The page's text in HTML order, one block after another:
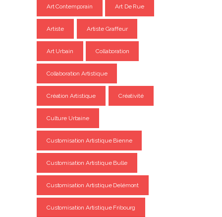
Art Contemporain Art De Rue
Artiste Artiste Graffeur
Art Urbain Collaboration
Collaboration Artistique
Création Artistique Créativité
Culture Urbaine
Customisation Artistique Bienne
Customisation Artistique Bulle
Customisation Artistique Delémont
Customisation Artistique Fribourg